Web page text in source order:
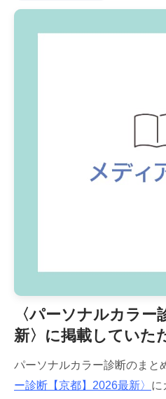
〈パーソナルカラー
新〉に掲載していた
パーソナルカラー診断のまと
ー診断【京都】2026最新〉 に